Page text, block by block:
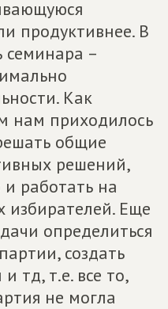
продуктивнее. В
семинара –
Как
нам приходилось
общие
решений,
работать на
избирателей. Еще
определиться
создать
тд, т.е. все то,
не могла